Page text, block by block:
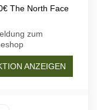
The North Face
zum
ANZEIGEN